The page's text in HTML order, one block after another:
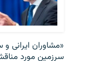
«مشاوران ایرانی